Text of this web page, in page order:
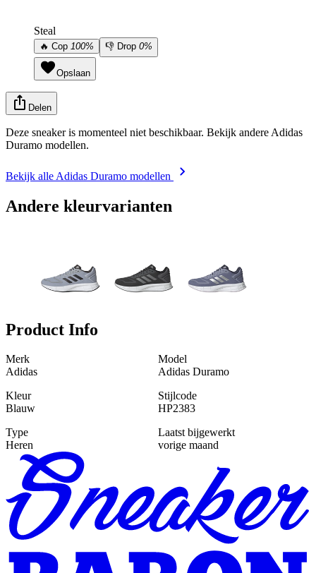
Steal
🔥 Cop 100% 👎 Drop 0%
Opslaan
Delen
Deze sneaker is momenteel niet beschikbaar. Bekijk andere Adidas
Duramo modellen.
Bekijk alle Adidas Duramo modellen
Andere kleurvarianten
Product Info
Merk
Adidas
Model
Adidas Duramo
Kleur
Blauw
Stijlcode
HP2383
Type
Heren
Laatst bijgewerkt
vorige maand